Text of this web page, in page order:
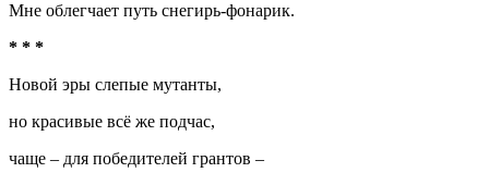
Мне облегчает путь снегирь-фонарик.
* * *
Новой эры слепые мутанты,
но красивые всё же подчас,
чаще – для победителей грантов –